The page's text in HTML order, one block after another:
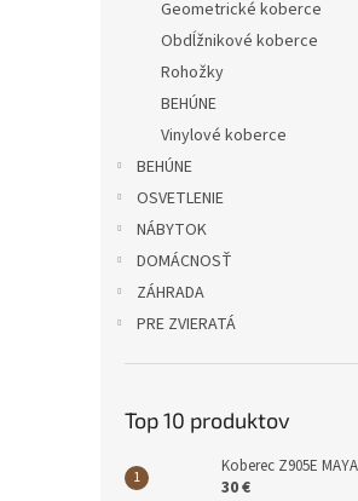
Geometrické koberce
Obdĺžnikové koberce
Rohožky
BEHÚNE
Vinylové koberce
BEHÚNE
OSVETLENIE
NÁBYTOK
DOMÁCNOSŤ
ZÁHRADA
PRE ZVIERATÁ
Top 10 produktov
Koberec Z905E
30 €